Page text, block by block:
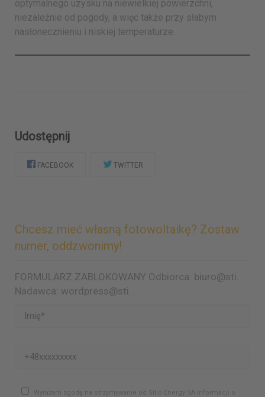
optymalnego uzysku na niewielkiej powierzchni,
niezależnie od pogody, a więc także przy słabym
nasłonecznieniu i niskiej temperaturze.
Udostępnij
FACEBOOK TWITTER
Chcesz mieć własną fotowoltaikę? Zostaw
numer, oddzwonimy!
FORMULARZ ZABLOKOWANY Odbiorca: biuro@sti..
Nadawca: wordpress@sti..
Wyrażam zgodę na otrzymywanie od Stilo Energy SA informacji o